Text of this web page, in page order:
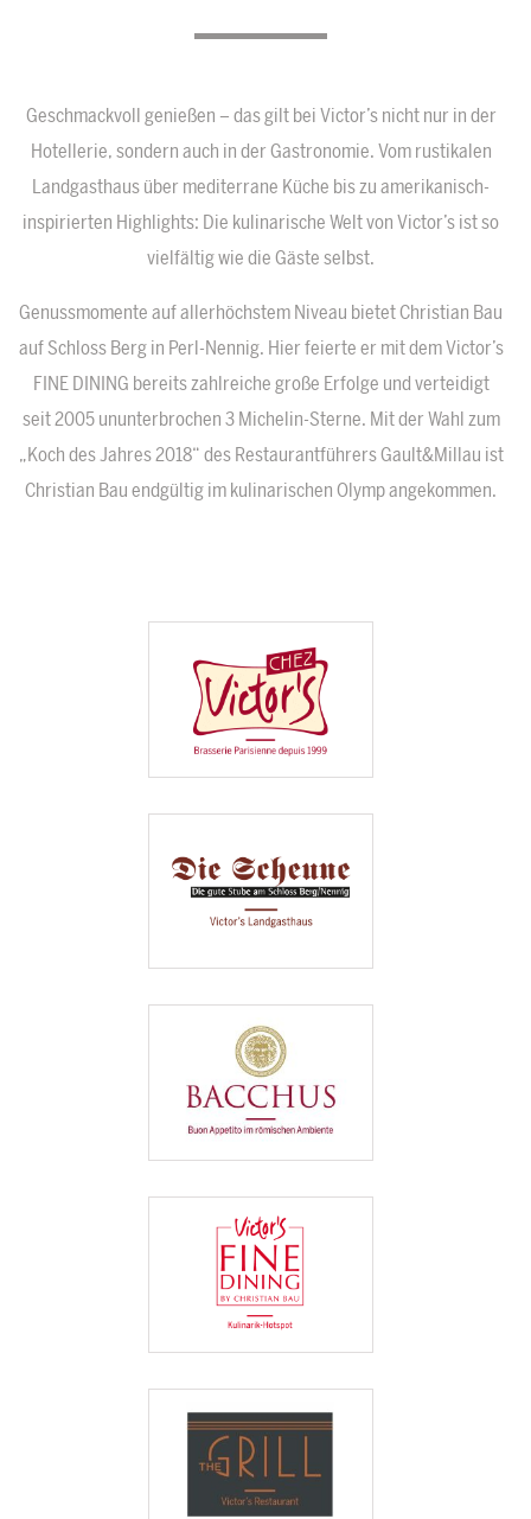
Geschmackvoll genießen – das gilt bei Victor’s nicht nur in der
Hotellerie, sondern auch in der Gastronomie. Vom rustikalen
Landgasthaus über mediterrane Küche bis zu amerikanisch-
inspirierten Highlights: Die kulinarische Welt von Victor’s ist so
vielfältig wie die Gäste selbst.
Genussmomente auf allerhöchstem Niveau bietet Christian Bau
auf Schloss Berg in Perl-Nennig. Hier feierte er mit dem Victor’s
FINE DINING bereits zahlreiche große Erfolge und verteidigt
seit 2005 ununterbrochen 3 Michelin-Sterne. Mit der Wahl zum
„Koch des Jahres 2018“ des Restaurantführers Gault&Millau ist
Christian Bau endgültig im kulinarischen Olymp angekommen.